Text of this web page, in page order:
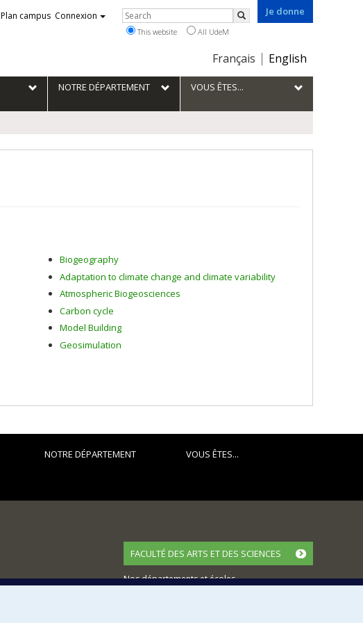
Je donne
Choix
la
langue
Français English
Plan campus Connexion Rechercher
Search
This website All UdeM
NOTRE DÉPARTEMENT VOUS ÊTES...
Biogeography
Adaptation to climate change and climate variability
Atmospheric Biogeosciences
Carbon cycle
Model Building
Geosimulation
NOTRE DÉPARTEMENT VOUS ÊTES...
FACULTÉ DES ARTS ET DES SCIENCES
Nos départements et écoles